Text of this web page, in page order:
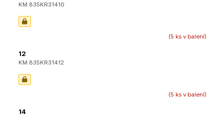
KM 835KR31410
(5 ks v balení)
12
KM 835KR31412
(5 ks v balení)
14